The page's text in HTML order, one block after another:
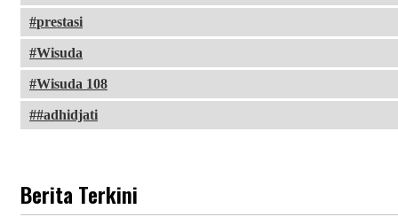
prestasi
Wisuda
Wisuda 108
#adhidjati
Berita Terkini